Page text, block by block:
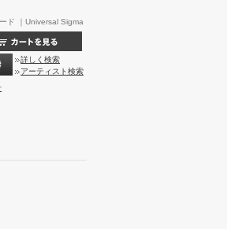
ド ｜Universal Sigma
詳しく検索
アーティスト検索